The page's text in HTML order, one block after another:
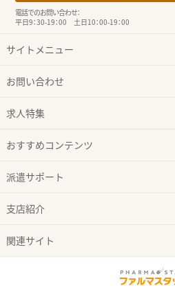
電話でのお問い合わせ：
平日9：30-19：00 土日10：00-19：00
サイトメニュー
お問い合わせ
求人特集
おすすめコンテンツ
派遣サポート
支店紹介
関連サイト